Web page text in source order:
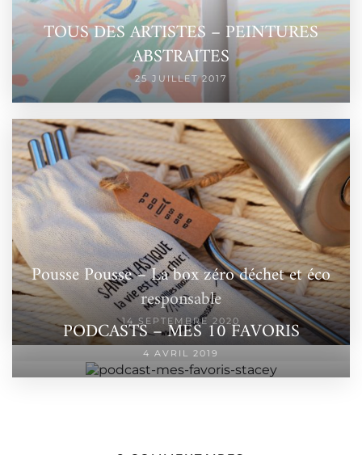
TOUS DES ARTISTES – PEINTURES
ABSTRAITES
25 JUILLET 2017
Pousse Pousse – La box zéro déchet et éco
responsable
14 SEPTEMBRE 2020
PODCASTS – MES 10 FAVORIS
4 AVRIL 2019